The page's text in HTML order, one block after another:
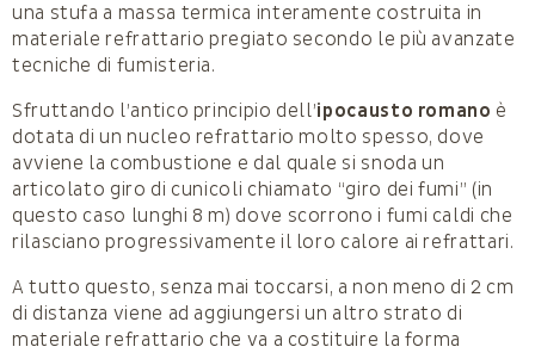
una stufa a massa termica interamente costruita in
materiale refrattario pregiato secondo le più avanzate
tecniche di fumisteria.
Sfruttando l’antico principio dell’ipocausto romano è
dotata di un nucleo refrattario molto spesso, dove
avviene la combustione e dal quale si snoda un
articolato giro di cunicoli chiamato “giro dei fumi” (in
questo caso lunghi 8 m) dove scorrono i fumi caldi che
rilasciano progressivamente il loro calore ai refrattari.
A tutto questo, senza mai toccarsi, a non meno di 2 cm
di distanza viene ad aggiungersi un altro strato di
materiale refrattario che va a costituire la forma